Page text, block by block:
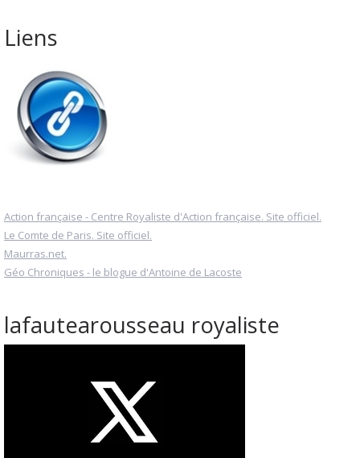
Liens
Action française - Centre Royaliste d'Action française. Site officiel.
Le Comte de Paris. Site officiel.
Maurras.net.
Géo Chroniques - le blogue d'Antoine de Lacoste
lafautearousseau royaliste